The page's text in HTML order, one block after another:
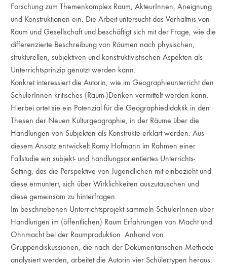
Forschung zum Themenkomplex Raum, AkteurInnen, Aneignung
und Konstruktionen ein. Die Arbeit untersucht das Verhältnis von
Raum und Gesellschaft und beschäftigt sich mit der Frage, wie die
differenzierte Beschreibung von Räumen nach physischen,
strukturellen, subjektiven und konstruktivistischen Aspekten als
Unterrichtsprinzip genutzt werden kann.
Konkret interessiert die Autorin, wie im Geographieunterricht den
SchülerInnen kritisches (Raum-)Denken vermittelt werden kann.
Hierbei ortet sie ein Potenzial für die Geographiedidaktik in den
Thesen der Neuen Kulturgeographie, in der Räume über die
Handlungen von Subjekten als Konstrukte erklärt werden. Aus
diesem Ansatz entwickelt Romy Hofmann im Rahmen einer
Fallstudie ein subjekt- und handlungsorientiertes Unterrichts-
Setting, das die Perspektive von Jugendlichen mit einbezieht und
diese ermuntert, sich über Wirklichkeiten auszutauschen und
diese gemeinsam zu hinterfragen.
Im beschriebenen Unterrichtsprojekt sammeln SchülerInnen über
Handlungen im (öffentlichen) Raum Erfahrungen von Macht und
Ohnmacht bei der Raumproduktion. Anhand von
Gruppendiskussionen, die nach der Dokumentarischen Methode
analysiert werden, arbeitet die Autorin vier Schülertypen heraus: